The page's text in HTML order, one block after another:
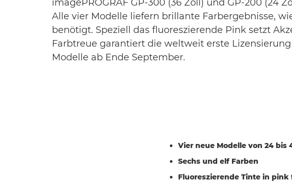
imagePROGRAF GP-300 (36 Zoll) und GP-200 (24
Alle vier Modelle liefern brillante Farbergebnisse,
benötigt. Speziell das fluoreszierende Pink setzt
Farbtreue garantiert die weltweit erste
Modelle ab Ende September.
Vier neue Modelle von 24 bis
Sechs und elf Farben
Fluoreszierende Tinte in